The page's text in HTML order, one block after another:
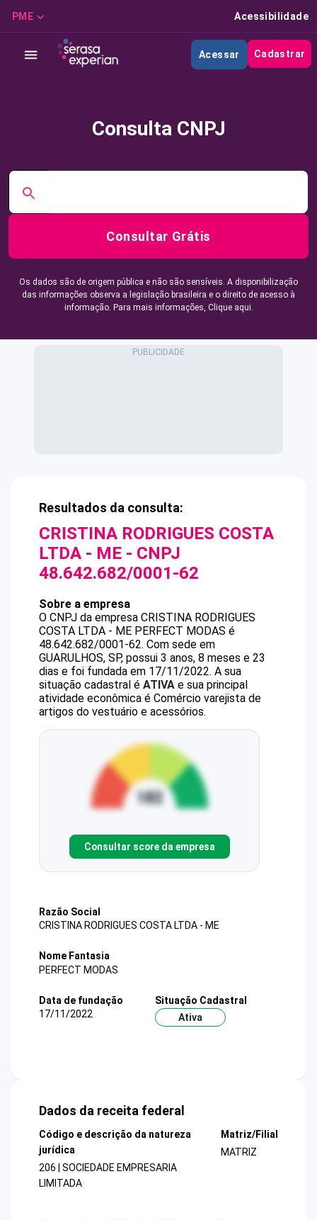
PME Acessibilidade
Acessar Cadastrar
Consulta CNPJ
Consultar Grátis
Os dados são de origem pública e não são sensíveis. A disponibilização
das informações observa a legislação brasileira e o direito de acesso à
informação. Para mais informações, Clique aqui.
Resultados da consulta:
CRISTINA RODRIGUES COSTA
LTDA - ME - CNPJ
48.642.682/0001-62
Sobre a empresa
O CNPJ da empresa CRISTINA RODRIGUES
COSTA LTDA - ME PERFECT MODAS é
48.642.682/0001-62. Com sede em
GUARULHOS, SP, possui 3 anos, 8 meses e 23
dias e foi fundada em 17/11/2022. A sua
situação cadastral é ATIVA e sua principal
atividade econômica é Comércio varejista de
artigos do vestuário e acessórios.
Consultar score da empresa
Razão Social
CRISTINA RODRIGUES COSTA LTDA - ME
Nome Fantasia
PERFECT MODAS
Data de fundação
17/11/2022
Situação Cadastral
Ativa
Dados da receita federal
Código e descrição da natureza
jurídica
206 | SOCIEDADE EMPRESARIA
LIMITADA
Matriz/Filial
MATRIZ